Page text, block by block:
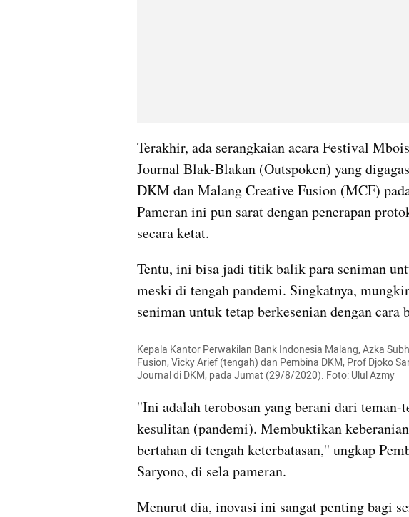
Terakhir, ada serangkaian acara Festival
Journal Blak-Blakan (Outspoken) yang
DKM dan Malang Creative Fusion (MCF)
Pameran ini pun sarat dengan penerapan
secara ketat.
Tentu, ini bisa jadi titik balik para seniman
meski di tengah pandemi. Singkatnya,
seniman untuk tetap berkesenian dengan
Kepala Kantor Perwakilan Bank Indonesia Malang, Azka
Fusion, Vicky Arief (tengah) dan Pembina DKM, Prof Djoko
Journal di DKM, pada Jumat (29/8/2020). Foto: Ulul Azmy
''Ini adalah terobosan yang berani dari teman-
kesulitan (pandemi). Membuktikan
bertahan di tengah keterbatasan,'' ungkap
Saryono, di sela pameran.
Menurut dia, inovasi ini sangat penting bagi